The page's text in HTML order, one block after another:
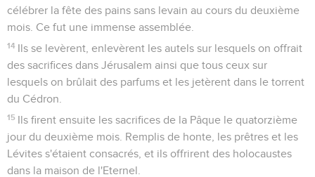
célébrer la fête des pains sans levain au cours du deuxième
mois. Ce fut une immense assemblée.
14 Ils se levèrent, enlevèrent les autels sur lesquels on offrait
des sacrifices dans Jérusalem ainsi que tous ceux sur
lesquels on brûlait des parfums et les jetèrent dans le torrent
du Cédron.
15 Ils firent ensuite les sacrifices de la Pâque le quatorzième
jour du deuxième mois. Remplis de honte, les prêtres et les
Lévites s'étaient consacrés, et ils offrirent des holocaustes
dans la maison de l'Eternel.